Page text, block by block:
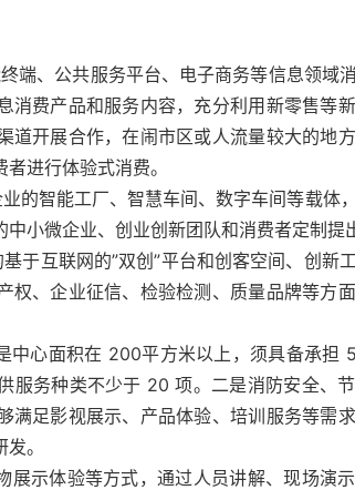
端、公共服务平台、电子商务等信息领域
消费产品和服务内容，充分利用新零售等
道开展合作，在闹市区或人流量较大的地
进行体验式消费。
的智能工厂、智慧车间、数字车间等载体
小微企业、创业创新团队和消费者定制提
于互联网的”双创”平台和创客空间、创新
权、企业征信、检验检测、质量品牌等方
中心面积在 200平方米以上，须具备承担
服务种类不少于 20 项。二是消防安全、
满足影视展示、产品体验、培训服务等需
。
展示体验等方式，通过人员讲解、现场演